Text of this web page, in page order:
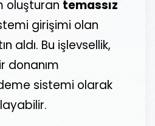
oluşturan temassız
girişimi olan
aldı. Bu işlevsellik,
donanım
sistemi olarak